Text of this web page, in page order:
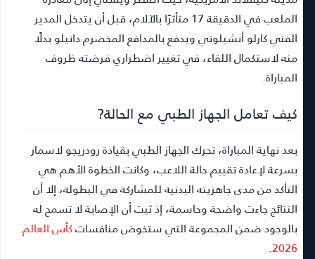
الملعب في الدقيقة 17 متأثرًا بالآلام، قبل أن يتدخل المدير
الفني كارلو أنشيلوتي ويدفع بالمدافع المخضرم دانيلو بدلًا
منه لاستكمال اللقاء، في تغيير اضطراري فرضته ظروف
المباراة.
كيف تعامل الجهاز الطبي مع الحالة?
بعد نهاية المباراة، تحرك الجهاز الطبي بقيادة رودريجو لاسمار
بسرعة لإعادة تقييم حالة اللاعب، وكانت الخطوة الأهم هي
التأكد من مدى جاهزيته البدنية للمشاركة في البطولة، إلا أن
النتائج جاءت واضحة وحاسمة، إذ ثبت أن الإصابة لا تسمح له
بالوجود ضمن المجموعة التي ستخوض منافساتكأس العالم
2026
.